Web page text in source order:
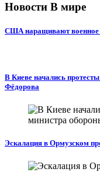
Новости В мире
США наращивают военное
В Киеве начались
Фёдорова
Эскалация в Ормузском